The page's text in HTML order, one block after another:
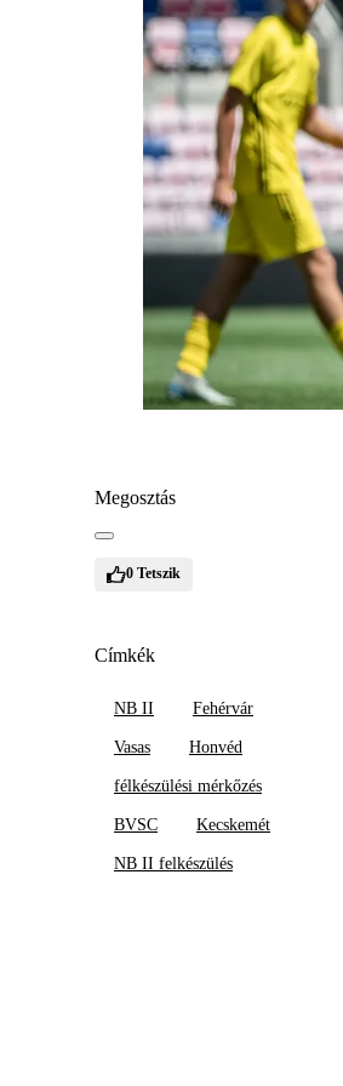
Megosztás
0 Tetszik
Címkék
NB II Fehérvár
Vasas Honvéd
félkészülési mérkőzés
BVSC Kecskemét
NB II felkészülés